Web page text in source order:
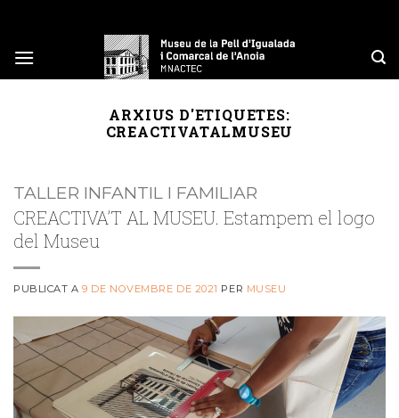
content
ARXIUS D'ETIQUETES:
CREACTIVATALMUSEU
TALLER INFANTIL I FAMILIAR
CREACTIVA’T AL MUSEU. Estampem el logo
del Museu
PUBLICAT A9 DE NOVEMBRE DE 2021 PER MUSEU